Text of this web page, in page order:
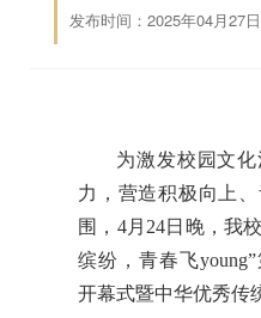
发布时间：2025年04月27
为激发校园文
力，营造积极向上
围，4月24日晚，我
缤纷，青春飞
开幕式暨中华优秀传